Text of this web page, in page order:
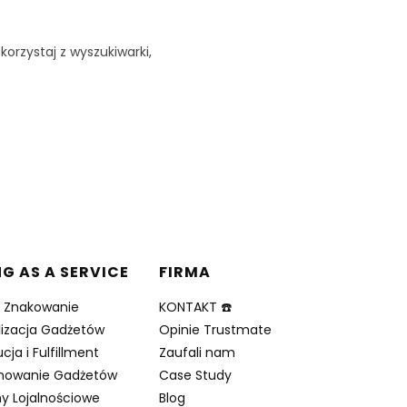
z wyszukiwarki,
AS A SERVICE
Znakowanie
Gadżetów
i Fulfillment
Gadżetów
Lojalnościowe
FIRMA
KONTAKT ☎️
Opinie Trustmate
Zaufali nam
Case Study
Blog